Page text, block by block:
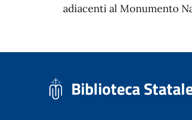
adiacenti al Monumento
Biblioteca